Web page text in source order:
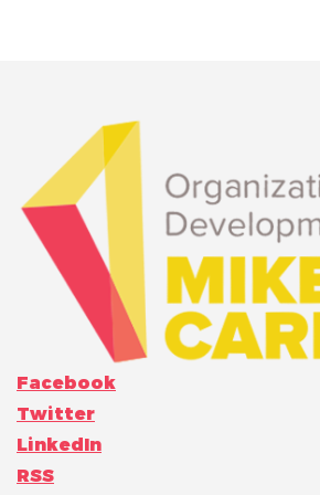
Facebook
Twitter
LinkedIn
RSS